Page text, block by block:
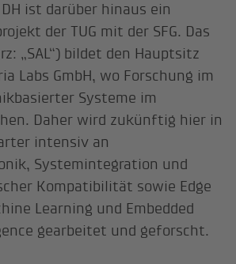
ist darüber hinaus ein
der TUG mit der SFG. Das
„SAL“) bildet den Hauptsitz
Labs GmbH, wo Forschung im
Systeme im
Daher wird zukünftig hier in
intensiv an
Systemintegration und
Kompatibilität sowie Edge
Learning und Embedded
gearbeitet und geforscht.